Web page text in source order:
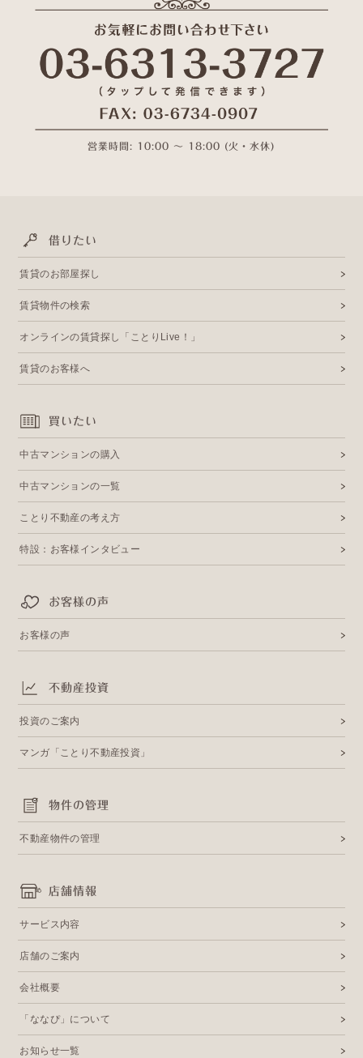
営業時間: 10:00 〜 18:00 (火・水休)
借りたい
賃貸のお部屋探し
賃貸物件の検索
オンラインの賃貸探し「ことりLive！」
賃貸のお客様へ
買いたい
中古マンションの購入
中古マンションの一覧
ことり不動産の考え方
特設：お客様インタビュー
お客様の声
お客様の声
不動産投資
投資のご案内
マンガ「ことり不動産投資」
物件の管理
不動産物件の管理
店舗情報
サービス内容
店舗のご案内
会社概要
「ななぴ」について
お知らせ一覧